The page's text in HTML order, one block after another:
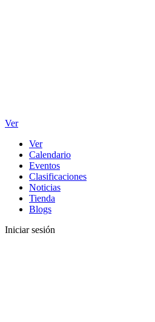
Ver
Ver
Calendario
Eventos
Clasificaciones
Noticias
Tienda
Blogs
Iniciar sesión